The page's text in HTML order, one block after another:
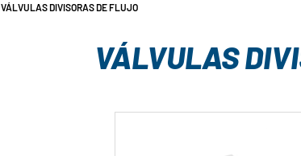
VÁLVULAS DIVISORAS DE FLUJO
VÁLVULAS